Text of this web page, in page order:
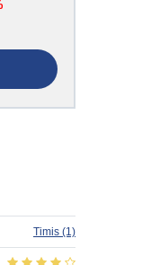
Timis (1)